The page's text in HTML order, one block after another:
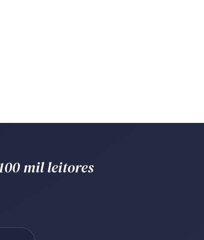
mil leitores